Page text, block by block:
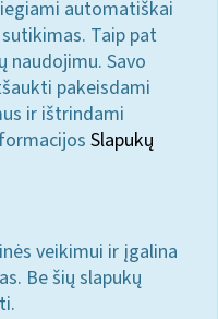
automatiškai
Taip pat
naudojimu. Savo
pakeisdami
ir ištrindami
Slapukų
veikimui ir įgalina
Be šių slapukų